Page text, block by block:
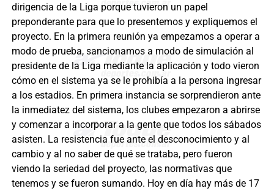
dirigencia de la Liga porque tuvieron un papel
preponderante para que lo presentemos y expliquemos el
proyecto. En la primera reunión ya empezamos a operar a
modo de prueba, sancionamos a modo de simulación al
presidente de la Liga mediante la aplicación y todo vieron
cómo en el sistema ya se le prohibía a la persona ingresar
a los estadios. En primera instancia se sorprendieron ante
la inmediatez del sistema, los clubes empezaron a abrirse
y comenzar a incorporar a la gente que todos los sábados
asisten. La resistencia fue ante el desconocimiento y al
cambio y al no saber de qué se trataba, pero fueron
viendo la seriedad del proyecto, las normativas que
tenemos y se fueron sumando. Hoy en día hay más de 17